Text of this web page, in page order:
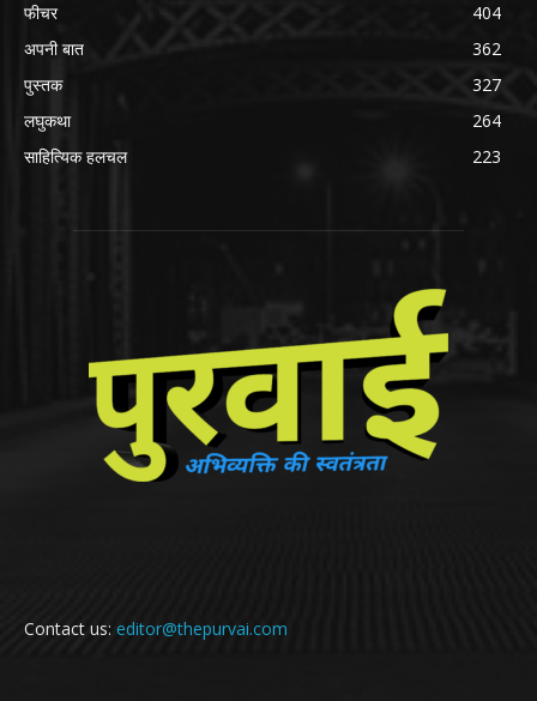
फीचर
404
अपनी बात
362
पुस्तक
327
लघुकथा
264
साहित्यिक हलचल
223
Contact us: editor@thepurvai.com